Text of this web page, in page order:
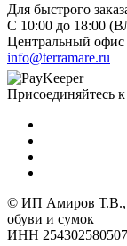
Для быстрого
C 10:00 до 18:00
Центральный офис
info@terramare.ru
Присоединяйтесь
© ИП Амиров Т.В.,
обуви и сумок
ИНН 254302580507